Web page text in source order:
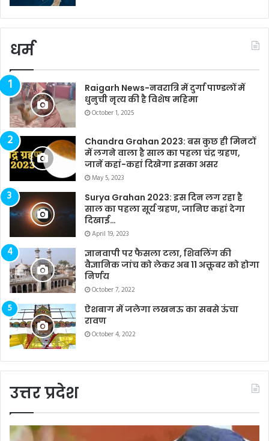
धर्म
Raigarh News-नवरात्रि में दुर्गा पाण्डलों में
धुनुची नृत्य की है विशेष महिमा
October 1, 2025
Chandra Grahan 2023: बस कुछ ही मिनटों
में लगने वाला है साल का पहला चंद्र ग्रहण,
जानें कहां-कहां दिखेगा इसका असर
May 5, 2023
Surya Grahan 2023: इस दिन लग रहा है
साल का पहला सूर्य ग्रहण, जानिए कहां देगा
दिखाई…
April 19, 2023
ज्ञानवापी पर फैसला टला, शिवलिंग की
वैज्ञानिक जांच को लेकर अब 11 अक्तूबर को होगा
निर्णय
October 7, 2022
ऐशबाग में जलेगा लखनऊ का सबसे ऊंचा
रावण
October 4, 2022
उत्तर प्रदेश